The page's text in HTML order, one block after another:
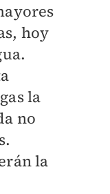
hoy
la
no
la